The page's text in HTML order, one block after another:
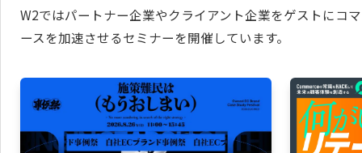
W2ではパートナー企業やクライアント企業をゲストにコマ
ースを加速させるセミナーを開催しています。